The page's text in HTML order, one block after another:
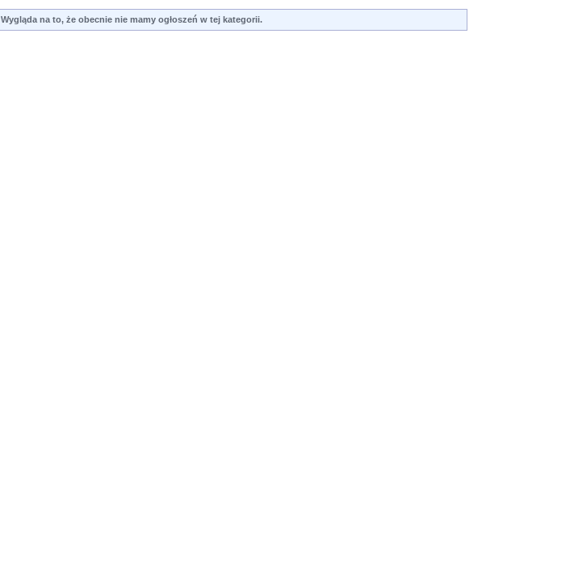
Wygląda na to, że obecnie nie mamy ogłoszeń w tej kategorii.